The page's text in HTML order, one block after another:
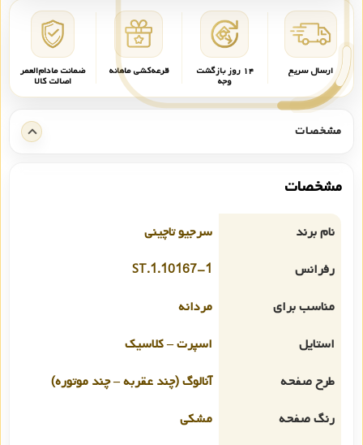
ارسال سریع ۱۴ روز بازگشت
وجه
قرعه‌کشی ماهانه ضمانت مادام‌العمر
اصالت کالا
مشخصات
مشخصات
نام برند
سرجیو تاچینی
رفرانس
ST.1.10167-1
مناسب برای
مردانه
استایل
اسپرت – کلاسیک
طرح صفحه
آنالوگ (چند عقربه – چند موتوره)
رنگ صفحه
مشکی